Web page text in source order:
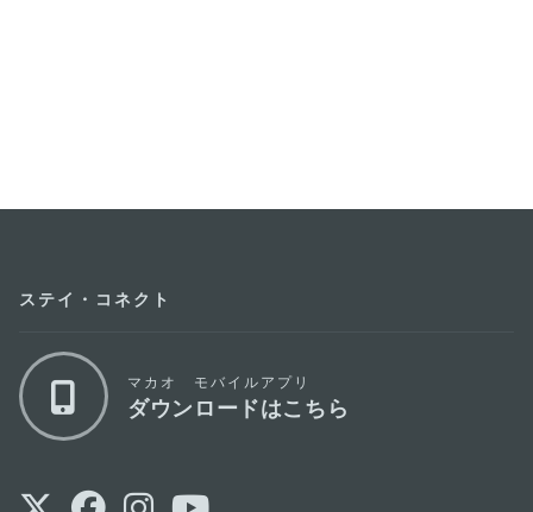
ステイ・コネクト
マカオ モバイルアプリ
ダウンロードはこちら